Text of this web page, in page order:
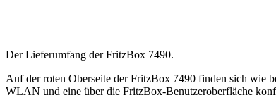
Der Lieferumfang der FritzBox 7490.
Auf der roten Oberseite der FritzBox 7490 finden sich wie
WLAN und eine über die FritzBox-Benutzeroberfläche